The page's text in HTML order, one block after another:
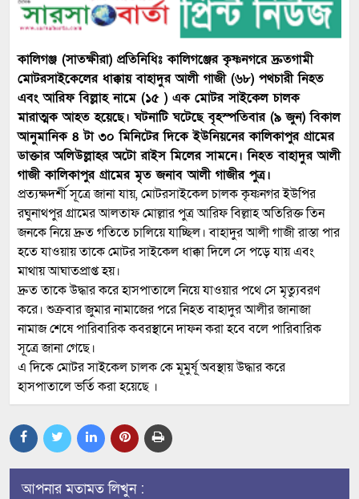
কালিগঞ্জ (সাতক্ষীরা) প্রতিনিধিঃ কালিগঞ্জের কৃষ্ণনগরে দ্রুতগামী
মোটরসাইকেলের ধাক্কায় বাহাদুর আলী গাজী (৬৮) পথচারী নিহত
এবং আরিফ বিল্লাহ নামে (১৫ ) এক মোটর সাইকেল চালক
মারাত্মক আহত হয়েছে। ঘটনাটি ঘটেছে বৃহস্পতিবার (৯ জুন) বিকাল
আনুমানিক ৪ টা ৩০ মিনিটের দিকে ইউনিয়নের কালিকাপুর গ্রামের
ডাক্তার অলিউল্লাহর অটো রাইস মিলের সামনে। নিহত বাহাদুর আলী
গাজী কালিকাপুর গ্রামের মৃত জনাব আলী গাজীর পুত্র।
প্রত্যক্ষদর্শী সূত্রে জানা যায়, মোটরসাইকেল চালক কৃষ্ণনগর ইউপির
রঘুনাথপুর গ্রামের আলতাফ মোল্লার পুত্র আরিফ বিল্লাহ অতিরিক্ত তিন
জনকে নিয়ে দ্রুত গতিতে চালিয়ে যাচ্ছিল। বাহাদুর আলী গাজী রাস্তা পার
হতে যাওয়ায় তাকে মোটর সাইকেল ধাক্কা দিলে সে পড়ে যায় এবং
মাথায় আঘাতপ্রাপ্ত হয়।
দ্রুত তাকে উদ্ধার করে হাসপাতালে নিয়ে যাওয়ার পথে সে মৃত্যুবরণ
করে। শুক্রবার জুমার নামাজের পরে নিহত বাহাদুর আলীর জানাজা
নামাজ শেষে পারিবারিক কবরস্থানে দাফন করা হবে বলে পারিবারিক
সূত্রে জানা গেছে।
এ দিকে মোটর সাইকেল চালক কে মূমুর্ষূ অবস্থায় উদ্ধার করে
হাসপাতালে ভর্তি করা হয়েছে ।
আপনার মতামত লিখুন :